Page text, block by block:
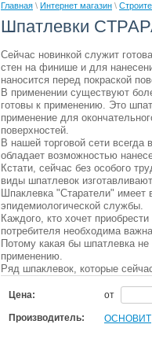
Главная \ Интернет магазин \
Шпатлевки
Сейчас новинкой служит
стен на финише и для
наносится перед покраской
В применении существуют
готовы к применению. Это
применение для
поверхностей.
В нашей торговой сети всегда
обладает возможностью
Кстати, сейчас без особого
виды шпатлевок
Шпаклевка "Старатели" имеет
эпидемиологической службы.
Каждого, кто хочет
потребителя необходима
Потому какая бы шпатлевка не
применению.
Ряд шпаклевок, которые
Цена: от
Производитель: ОСНОВИТ